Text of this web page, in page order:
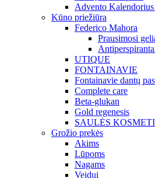
Advento
Kūno priežiūra
Federico Mahora
Prausimosi
UTIQUE
FONTAINAVIE
Fontainavie dantų
Complete care
Beta-glukan
Gold regenesis
SAULĖS
Grožio prekės
Akims
Lūpoms
Nagams
Veidui